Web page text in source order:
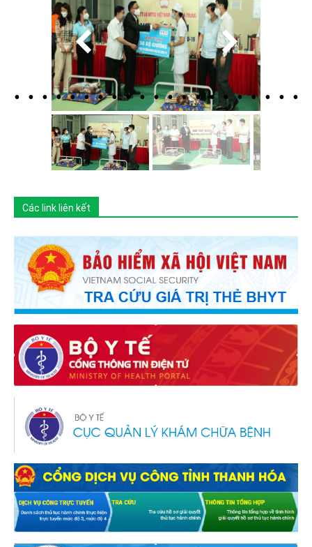
Các link liên kết